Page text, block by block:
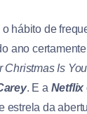
o hábito de
ano
Christmas Is You
. E a Netflix
estrela da